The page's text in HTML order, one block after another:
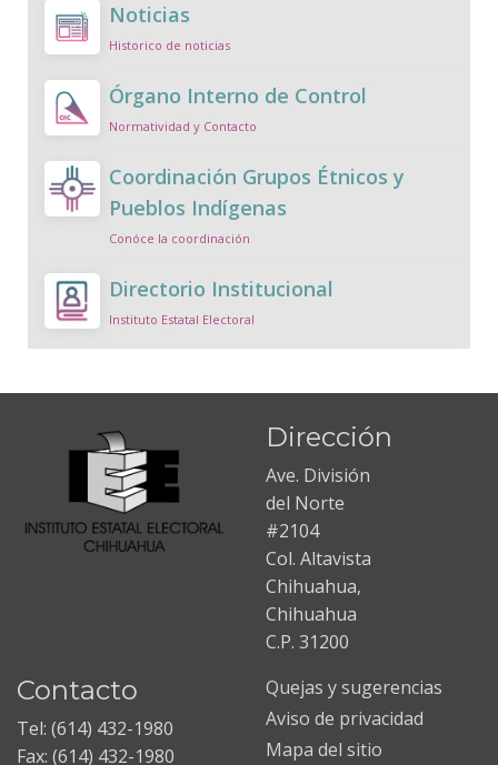
Noticias
Historico de noticias
Órgano Interno de Control
Normatividad y Contacto
Coordinación Grupos Étnicos y
Pueblos Indígenas
Conóce la coordinación
Directorio Institucional
Instituto Estatal Electoral
Dirección
Ave. División
del Norte
#2104
Col. Altavista
Chihuahua,
Chihuahua
C.P. 31200
Contacto
Tel: (614) 432-1980
Fax: (614) 432-1980
Quejas y sugerencias
Aviso de privacidad
Mapa del sitio